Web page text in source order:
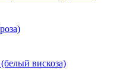
вискоза)